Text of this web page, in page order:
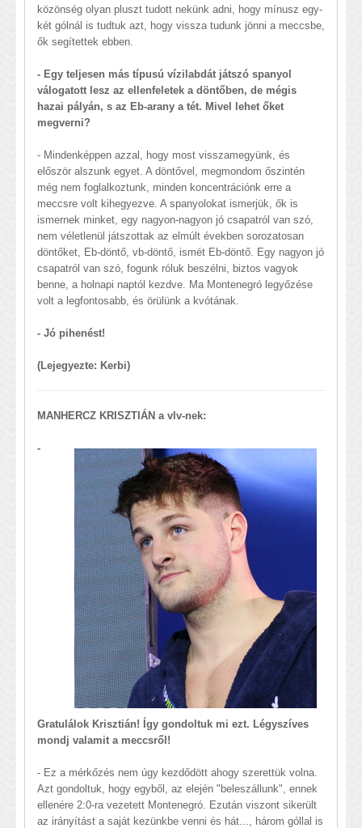
közönség olyan pluszt tudott nekünk adni, hogy mínusz egy-
két gólnál is tudtuk azt, hogy vissza tudunk jönni a meccsbe,
ők segítettek ebben.
- Egy teljesen más típusú vízilabdát játszó spanyol
válogatott lesz az ellenfeletek a döntőben, de mégis
hazai pályán, s az Eb-arany a tét. Mivel lehet őket
megverni?
- Mindenképpen azzal, hogy most visszamegyünk, és
először alszunk egyet. A döntővel, megmondom őszintén
még nem foglalkoztunk, minden koncentrációnk erre a
meccsre volt kihegyezve. A spanyolokat ismerjük, ők is
ismernek minket, egy nagyon-nagyon jó csapatról van szó,
nem véletlenül játszottak az elmúlt években sorozatosan
döntőket, Eb-döntő, vb-döntő, ismét Eb-döntő. Egy nagyon jó
csapatról van szó, fogunk róluk beszélni, biztos vagyok
benne, a holnapi naptól kezdve. Ma Montenegró legyőzése
volt a legfontosabb, és örülünk a kvótának.
- Jó pihenést!
(Lejegyezte: Kerbi)
MANHERCZ KRISZTIÁN a vlv-nek:
-
Gratulálok Krisztián! Így gondoltuk mi ezt. Légyszíves
mondj valamit a meccsről!
- Ez a mérkőzés nem úgy kezdődött ahogy szerettük volna.
Azt gondoltuk, hogy egyből, az elején "beleszállunk", ennek
ellenére 2:0-ra vezetett Montenegró. Ezután viszont sikerült
az irányítást a saját kezünkbe venni és hát..., három góllal is